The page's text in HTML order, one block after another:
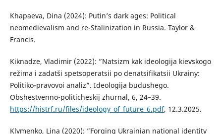
Khapaeva, Dina (2024): Putin’s dark ages: Political
neomedievalism and re-Stalinization in Russia. Taylor &
Francis.
Kiknadze, Vladimir (2022): ”Natsizm kak ideologija kievskogo
režima i zadatši spetsoperatsii po denatsifikatsii Ukrainy:
Politiko-pravovoi analiz”. Ideologija budushego.
Obshestvenno-politicheskij zhurnal, 6, 24–39.
https://histrf.ru/files/ideology_of_future_6.pdf, 12.3.2025.
Klymenko, Lina (2020): ”Forging Ukrainian national identity